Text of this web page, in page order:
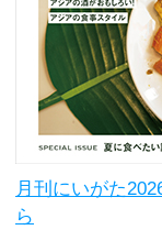
月刊にいがた
ら